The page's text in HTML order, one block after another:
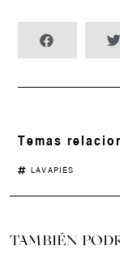
Temas
LAVAPIÉS
TAMBIÉN